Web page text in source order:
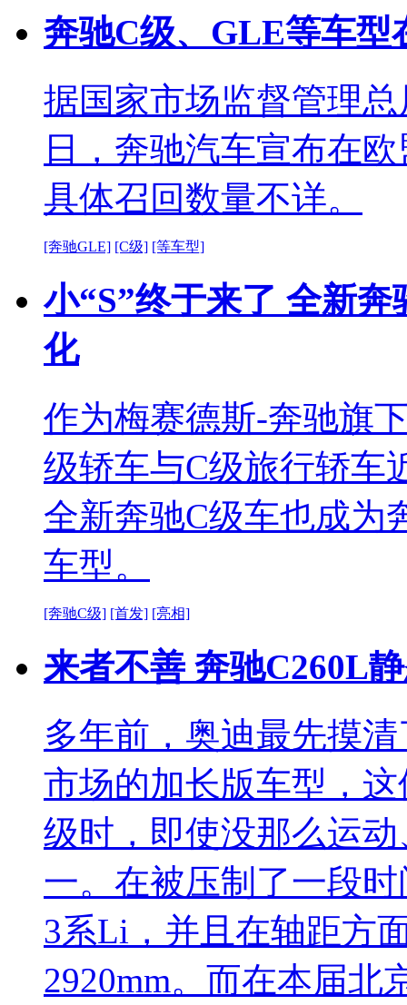
奔驰C级、GLE等车型
据国家市场监督管理
日，奔驰汽车宣布在
具体召回数量不详。
[奔驰GLE] [C级] [等车型]
小“S”终于来了 全新
化
作为梅赛德斯-奔驰旗
级轿车与C级旅行轿车
全新奔驰C级车也成为
车型。
[奔驰C级] [首发] [亮相]
来者不善 奔驰C260L
多年前，奥迪最先摸
市场的加长版车型，
级时，即使没那么运
一。在被压制了一段
3系Li，并且在轴距方
2920mm。而在本届北